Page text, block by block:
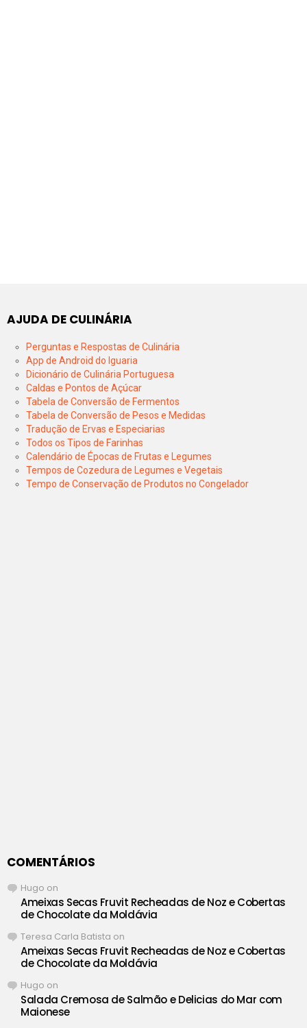
AJUDA DE CULINÁRIA
Perguntas e Respostas de Culinária
App de Android do Iguaria
Dicionário de Culinária Portuguesa
Caldas e Pontos de Açúcar
Tabela de Conversão de Fermentos
Tabela de Conversão de Pesos e Medidas
Tradução de Ervas e Especiarias
Todos os Tipos de Farinhas
Calendário de Épocas de Frutas e Legumes
Tempos de Cozedura de Legumes e Vegetais
Tempo de Conservação de Produtos no Congelador
COMENTÁRIOS
Hugo on
Ameixas Secas Fruvit Recheadas de Noz e Cobertas
de Chocolate da Moldávia
Teresa Carla Batista on
Ameixas Secas Fruvit Recheadas de Noz e Cobertas
de Chocolate da Moldávia
Hugo on
Salada Cremosa de Salmão e Delicias do Mar com
Maionese